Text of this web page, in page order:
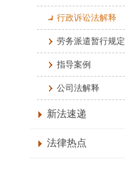
行政诉讼法解释
劳务派遣暂行规定
指导案例
公司法解释
新法速递
法律热点